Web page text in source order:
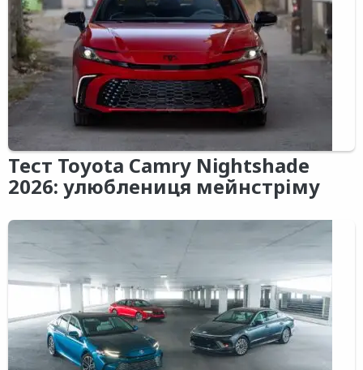
Тест Toyota Camry Nightshade
2026: улюблениця мейнстріму